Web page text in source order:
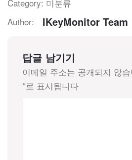
Category: 미분류
Author:
IKeyMonitor Team
답글 남기기
이메일 주소는 공개되지 않
*로 표시됩니다